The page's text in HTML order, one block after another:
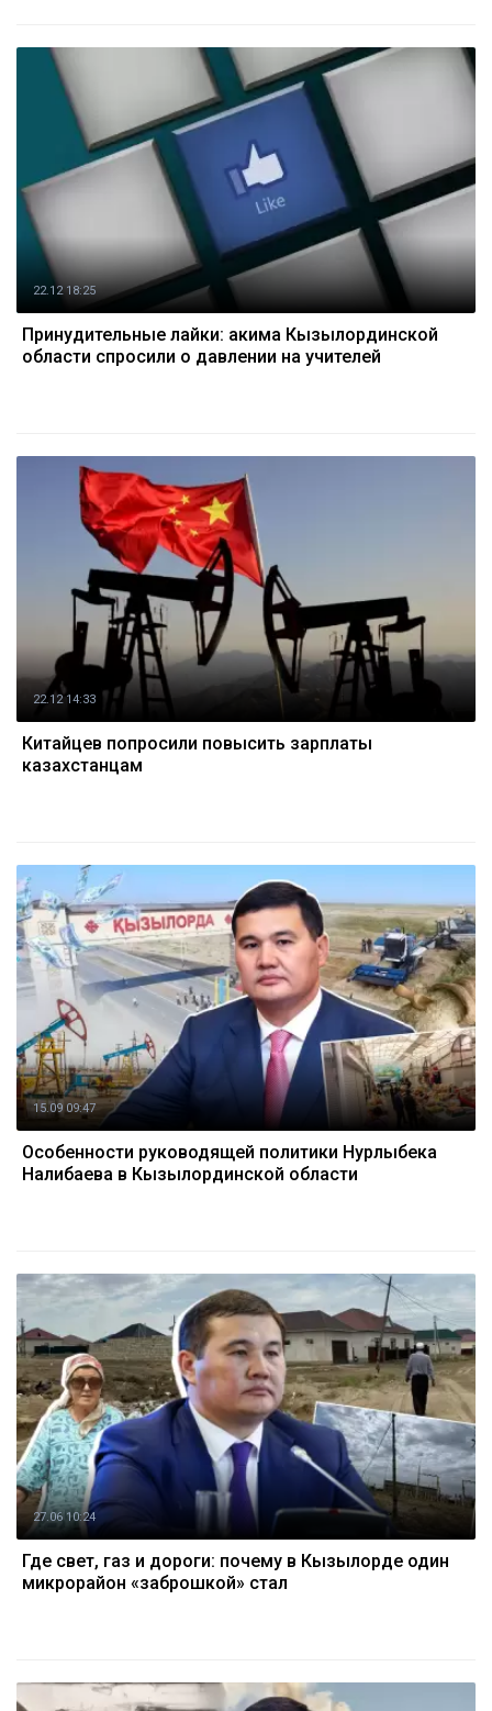
22.12 18:25
Принудительные лайки: акима Кызылординской
области спросили о давлении на учителей
22.12 14:33
Китайцев попросили повысить зарплаты
казахстанцам
15.09 09:47
Особенности руководящей политики Нурлыбека
Налибаева в Кызылординской области
27.06 10:24
Где свет, газ и дороги: почему в Кызылорде один
микрорайон «заброшкой» стал